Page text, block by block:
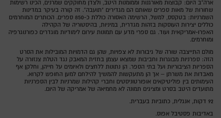
ארה"ב היום: קבוצות מאורגנות וממומנות היטב, ולצדן מחוקקים שמרנים, הכינו רשימות
שחורות של מאות ספרים שאותם הם מגדירים "תועבה". זה קורה בעיקר במדינות
השמרניות: בטקסס, למשל, הרשימה האסורה כוללת כ-850 ספרים. הכותרים המוחרמים
כוללים יצירות העוסקות בזהות מגדרית, במיניות, בהיסטוריה של הקהילה
האפרו-אמריקאית ועוד. גם ספרי מדע עם תמונות עירום לימודיות מוגדרים כפורנוגרפיה
ומוחרמים.
מולם התייצבה שורה של גיבורות לא צפויות, שהן גם הדמויות המובילות את הסרט
הזה: ספרניות מבוגרות וחביבות שמצאו עצמן בחזית המאבק נגד הטלת צנזורה על
הספריות הציבוריות ועל בתי הספר. הן נתונות ללחצים ולאיומים על חייהן, וחלקן אף
מאבדות את משרתן – אך הן מתעקשות להמשיך להילחם למען החופש לקרוא.
העימותים בין פוליטיקאים אופורטוניסטים וחברי קהילות שמרניות לבין הספרניות
מתועדים היטב בסרט ומציגים תמונה לא מחמיאה של אמריקה של היום.
92 דקות, אנגלית, כתוביות בעברית.
באדיבות פסטיבל אפוס.